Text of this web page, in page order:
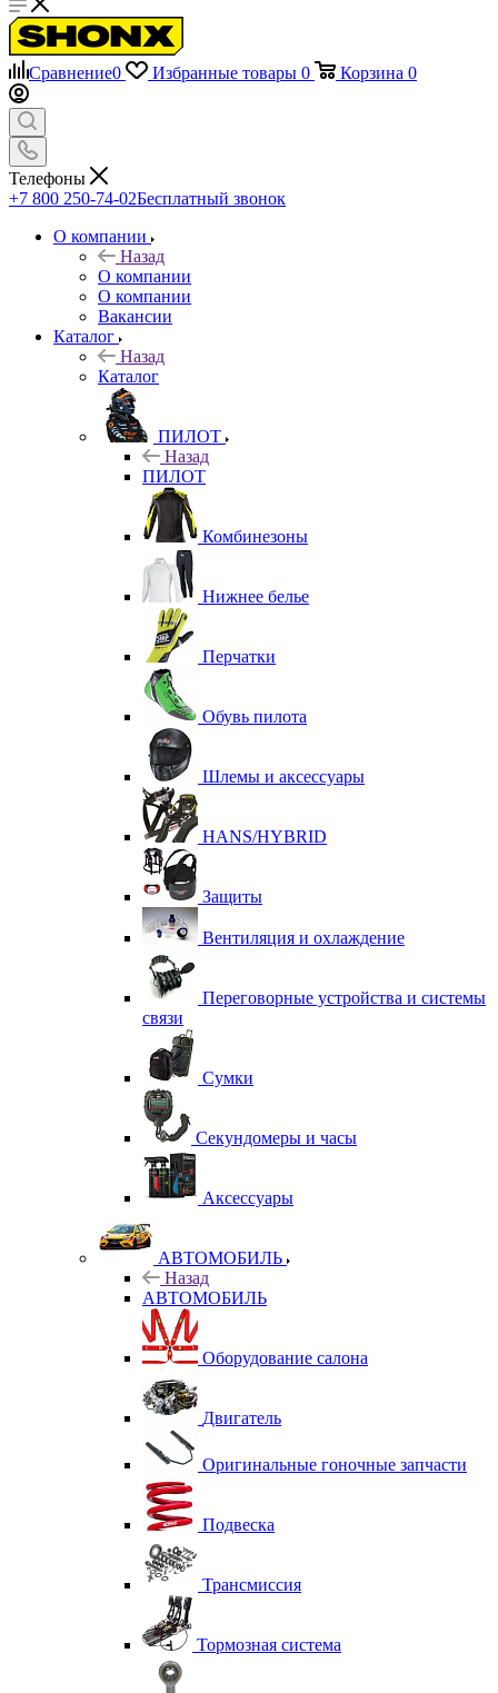
Сравнение0 Избранные товары 0 Корзина 0
Телефоны
+7 800 250-74-02Бесплатный звонок
О компании
Назад
О компании
О компании
Вакансии
Каталог
Назад
Каталог
ПИЛОТ
Назад
ПИЛОТ
Комбинезоны
Нижнее белье
Перчатки
Обувь пилота
Шлемы и аксессуары
HANS/HYBRID
Защиты
Вентиляция и охлаждение
Переговорные устройства и системы
связи
Сумки
Секундомеры и часы
Аксессуары
АВТОМОБИЛЬ
Назад
АВТОМОБИЛЬ
Оборудование салона
Двигатель
Оригинальные гоночные запчасти
Подвеска
Трансмиссия
Тормозная система